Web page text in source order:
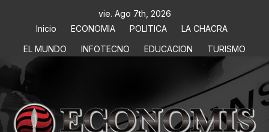
vie. Ago 7th, 2026
Inicio
ECONOMIA POLITICA
LA CHACRA
EL MUNDO
INFOTECNO EDUCACION TURISMO